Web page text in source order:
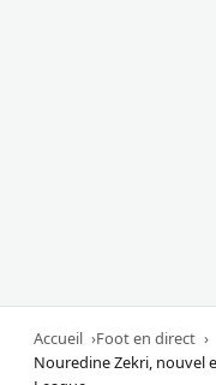
Accueil
Foot en direct
Nouredine Zekri, nouvel